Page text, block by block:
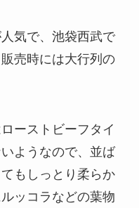
気で、池袋西武で
売時には大行列の
ーストビーフタイ
ようなので、並ば
もしっとり柔らか
ッコラなどの葉物